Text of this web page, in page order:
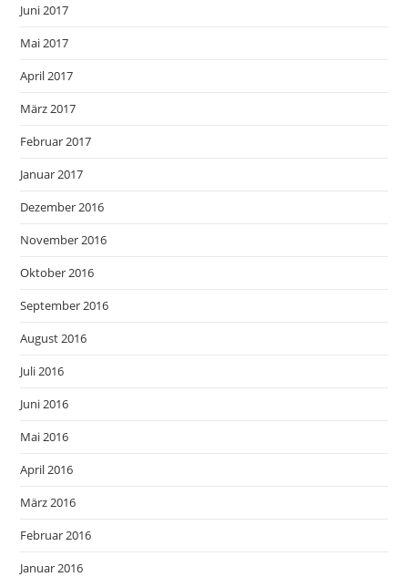
Juni 2017
Mai 2017
April 2017
März 2017
Februar 2017
Januar 2017
Dezember 2016
November 2016
Oktober 2016
September 2016
August 2016
Juli 2016
Juni 2016
Mai 2016
April 2016
März 2016
Februar 2016
Januar 2016